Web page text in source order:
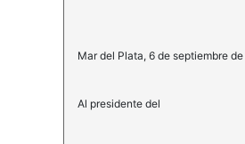
Mar del Plata, 6 de septiembre de
Al presidente del